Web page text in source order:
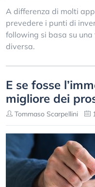
A differenza di molti
prevedere i punti di
following si basa su
diversa.
E se fosse
migliore dei
Tommaso Scarpellini